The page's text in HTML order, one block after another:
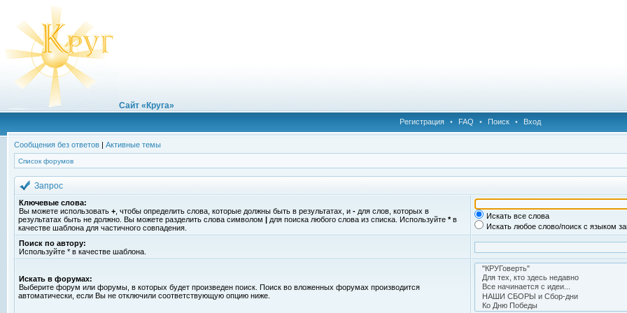
Сайт «Круга»
Регистрация • FAQ • Поиск • Вход
Сообщения без ответов | Активные темы
Список форумов
Запрос
Ключевые слова:
Вы можете использовать + , чтобы определить слова, которые должны быть в результатах, и - для слов, которых в
результатах быть не должно. Вы можете разделить слова символом | для поиска любого слова из списка. Используйте *в
качестве шаблона для частичного совпадения.
Искать все слова
Искать любое слово/поиск с языком
Поиск по автору:
Используйте * в качестве шаблона.
Искать в форумах:
Выберите форум или форумы, в которых будет произведен поиск. Поиск во вложенных форумах производится
автоматически, если Вы не отключили соответствующую опцию ниже.